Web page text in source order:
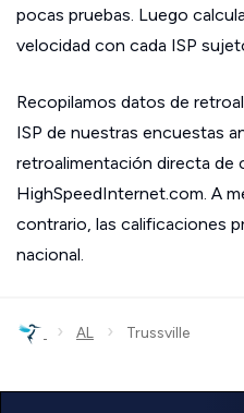
pocas pruebas. Luego
velocidad con cada ISP
Recopilamos datos de
ISP de nuestras encuestas
retroalimentación directa de
HighSpeedInternet.com. A
contrario, las calificaciones
nacional.
› AL › Trussville